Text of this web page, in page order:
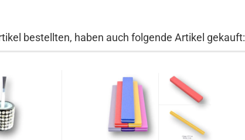
bestellten, haben auch folgende Artikel gekauft: